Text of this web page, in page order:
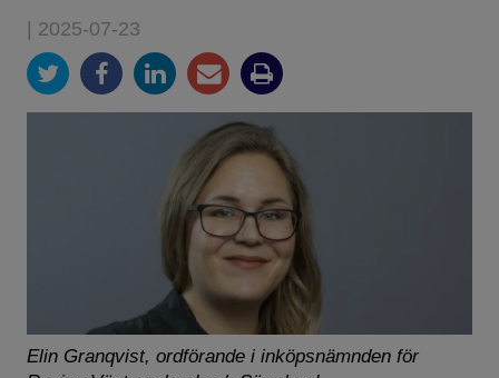
| 2025-07-23
Elin Granqvist, ordförande i inköpsnämnden för